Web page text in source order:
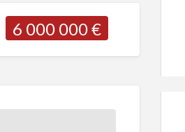
6 000 000 €